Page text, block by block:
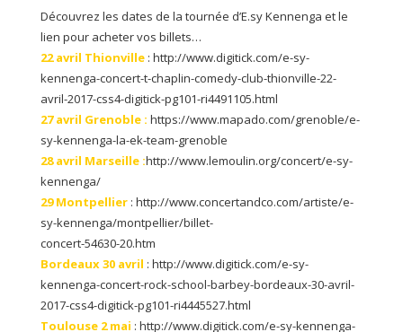
Découvrez les dates de la tournée d’E.sy Kennenga et le
lien pour acheter vos billets…
22 avril Thionville : http://www.digitick.com/e-sy-
kennenga-concert-t-chaplin-comedy-club-thionville-22-
avril-2017-css4-digitick-pg101-ri4491105.html
27 avril Grenoble : https://www.mapado.com/grenoble/e-
sy-kennenga-la-ek-team-grenoble
28 avril Marseille :http://www.lemoulin.org/concert/e-sy-
kennenga/
29 Montpellier: http://www.concertandco.com/artiste/e-
sy-kennenga/montpellier/billet-
concert-54630-20.htm
Bordeaux 30 avril : http://www.digitick.com/e-sy-
kennenga-concert-rock-school-barbey-bordeaux-30-avril-
2017-css4-digitick-pg101-ri4445527.html
Toulouse 2 mai : http://www.digitick.com/e-sy-kennenga-